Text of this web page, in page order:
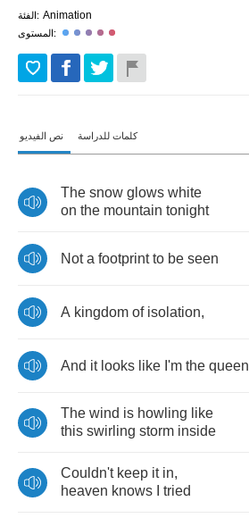
الفئة: Animation
المستوى:
نص الفيديو كلمات للدراسة
The snow glows white
on the mountain tonight
Not a footprint to be seen
A kingdom of isolation,
And it looks like I'm the queen
The wind is howling like
this swirling storm inside
Couldn't keep it in,
heaven knows tried